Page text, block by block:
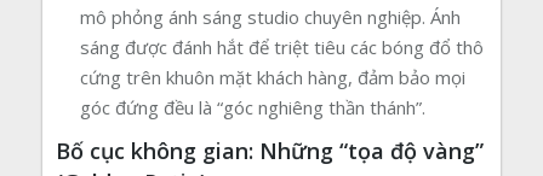
mô phỏng ánh sáng studio chuyên nghiệp. Ánh
sáng được đánh hắt để triệt tiêu các bóng đổ thô
cứng trên khuôn mặt khách hàng, đảm bảo mọi
góc đứng đều là “góc nghiêng thần thánh”.
Bố cục không gian: Những “tọa độ vàng”